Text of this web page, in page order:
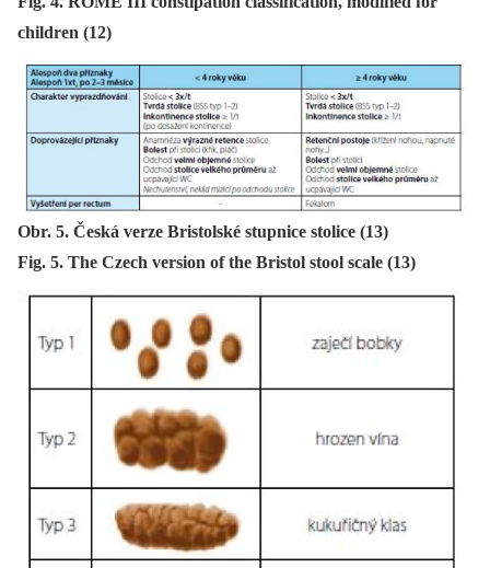
children (12)
Obr. 5. Česká verze Bristolské stupnice stolice (13)
Fig. 5. The Czech version of the Bristol stool scale (13)